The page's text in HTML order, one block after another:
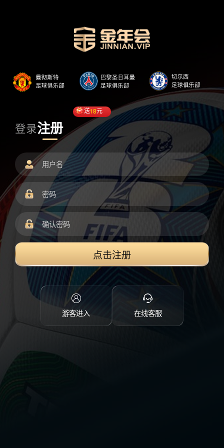
登录注册
送18元
点击注册
游客进入 在线客服